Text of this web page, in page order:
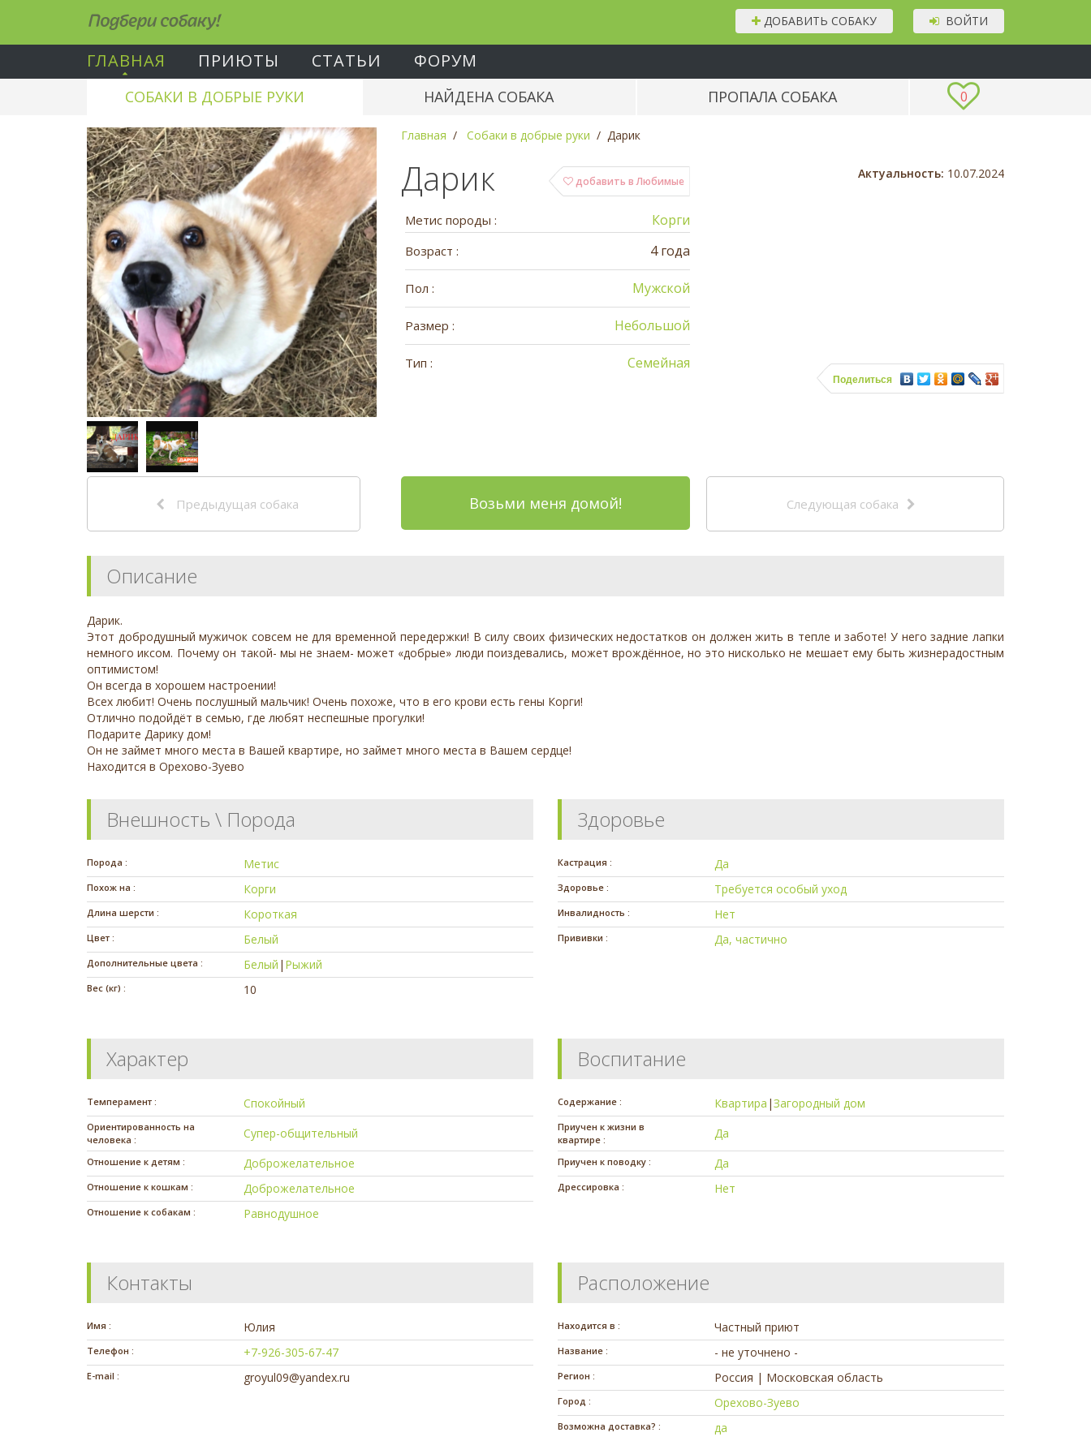
Подбери собаку! ВОЙТИ
ДОБАВИТЬ СОБАКУ
ГЛАВНАЯ ПРИЮТЫ СТАТЬИ ФОРУМ
0
СОБАКИ В ДОБРЫЕ РУКИ НАЙДЕНА СОБАКА ПРОПАЛА СОБАКА
Главная Собаки в добрые руки Дарик
добавить в Любимые
Дарик
Метис породы : Корги
Возраст : 4 года
Пол : Мужской
Размер : Небольшой
Тип : Семейная
Актуальность: 10.07.2024
Поделиться
Предыдущая собака Возьми меня домой! Следующая собака
Описание
Дарик.
Этот добродушный мужичок совсем не для временной передержки! В силу своих физических недостатков он должен жить в тепле и заботе! У него задние лапки
немного иксом. Почему он такой- мы не знаем- может «добрые» люди поиздевались, может врождённое, но это нисколько не мешает ему быть жизнерадостным
оптимистом!
Он всегда в хорошем настроении!
Всех любит! Очень послушный мальчик! Очень похоже, что в его крови есть гены Корги!
Отлично подойдёт в семью, где любят неспешные прогулки!
Подарите Дарику дом!
Он не займет много места в Вашей квартире, но займет много места в Вашем сердце!
Находится в Орехово-Зуево
Внешность \ Порода
Порода : Метис
Похож на : Корги
Длина шерсти : Короткая
Цвет : Белый
Дополнительные цвета : Белый | Рыжий
Вес (кг) : 10
Здоровье
Кастрация : Да
Здоровье : Требуется особый уход
Инвалидность : Нет
Прививки : Да, частично
Характер
Темперамент : Спокойный
Ориентированность на
человека :
Супер-общительный
Отношение к детям : Доброжелательное
Отношение к кошкам : Доброжелательное
Отношение к собакам : Равнодушное
Воспитание
Содержание : Квартира |Загородный дом
Приучен к жизни в
квартире :
Да
Приучен к поводку : Да
Дрессировка : Нет
Контакты
Имя : Юлия
Телефон : +7-926-305-67-47
E-mail : groyul09@yandex.ru
Расположение
Находится в : Частный приют
Название : - не уточнено -
Регион : Россия | Московская область
Город : Орехово-Зуево
Возможна доставка? : да